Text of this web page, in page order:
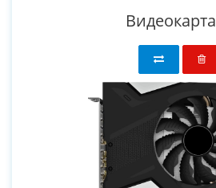
Видеокарта